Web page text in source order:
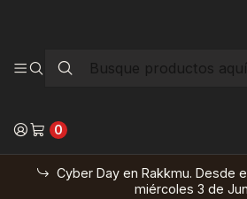
0
Cyber Day en Rakkmu. Desde
miércoles 3 de